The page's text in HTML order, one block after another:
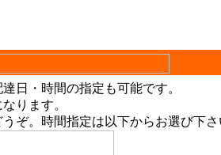
日・時間の指定も可能です。
ります。
うぞ。時間指定は以下からお選び下